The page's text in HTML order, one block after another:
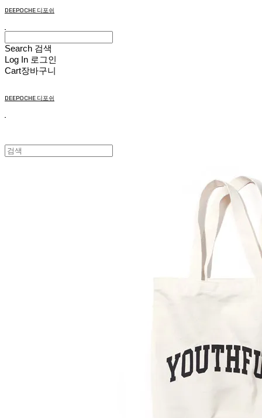
DEEPOCHE 디포쉬
Search 검색
Log In 로그인
Cart장바구니
DEEPOCHE 디포쉬